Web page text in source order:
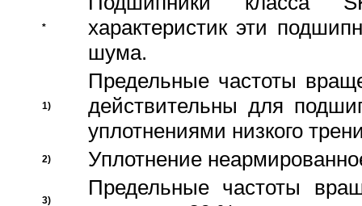
*
характеристик эти
шума.
1)
Предельные частоты
действительны для
уплотнениями низкого
2) Уплотнение
3)
Предельные частоты